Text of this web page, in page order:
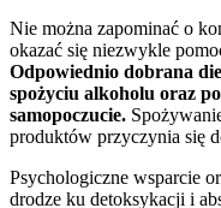
Nie można zapominać o
okazać się niezwykle
Odpowiednio dobrana
spożyciu alkoholu oraz
samopoczucie.
produktów przyczynia się
Psychologiczne wsparcie
drodze ku detoksykacji i